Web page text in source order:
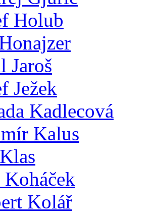
Holub
Jaroš
Ježek
Kadlecová
Kalus
Koháček
Kolář